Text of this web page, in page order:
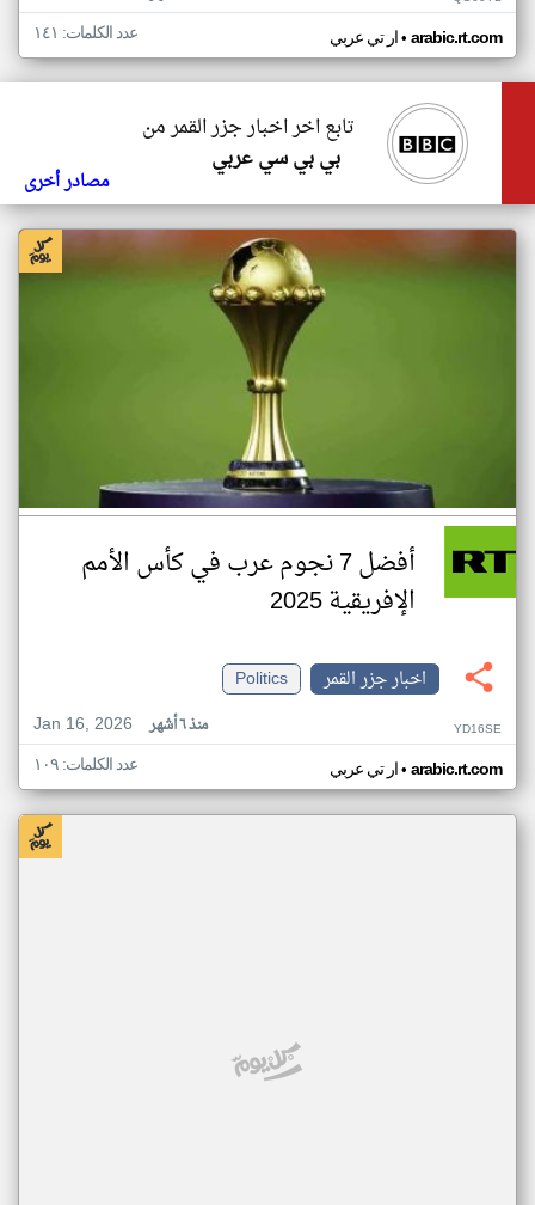
ار تي عربي• arabic.rt.com عدد الكلمات: ١٤١
تابع اخر اخبار جزر القمر من
بي بي سي عربي
مصادر أخرى
أفضل 7 نجوم عرب في كأس الأمم
الإفريقية 2025
اخبار جزر القمر
Politics
Jan 16, 2026
منذ ٦ أشهر YD16SE
ار تي عربي• arabic.rt.com عدد الكلمات: ١٠٩